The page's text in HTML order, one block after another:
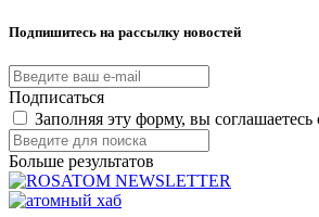
Подпишитесь на рассылку новостей
Подписаться
Заполняя эту форму, вы
Больше результатов